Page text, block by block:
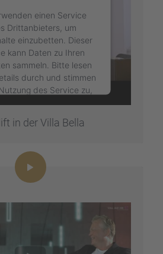
einen Service
Drittanbieters, um
einzubetten. Dieser
kann Daten zu Ihren
sammeln. Bitte lesen
durch und stimmen
des Service zu,
Akzeptieren
byUsercentrics
in der Villa Bella